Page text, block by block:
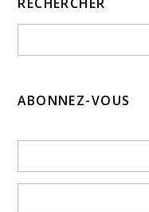
ABONNEZ-VOUS